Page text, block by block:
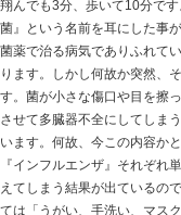
人喰いバクテリ
2016.02.21 |
インフルエンザ猛威
な恐ろしいバクテ
か海外の話しでしょ